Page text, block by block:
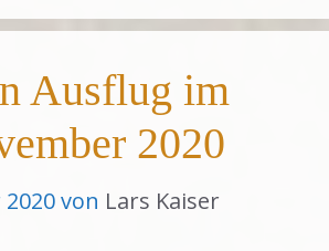
Ausflug im
2020
von Lars Kaiser